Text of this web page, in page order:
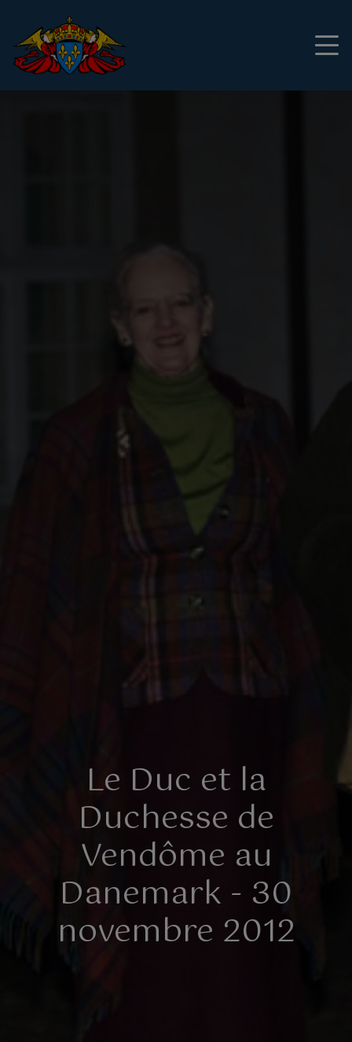
Le Duc et la
Duchesse de
Vendôme au
Danemark - 30
novembre 2012